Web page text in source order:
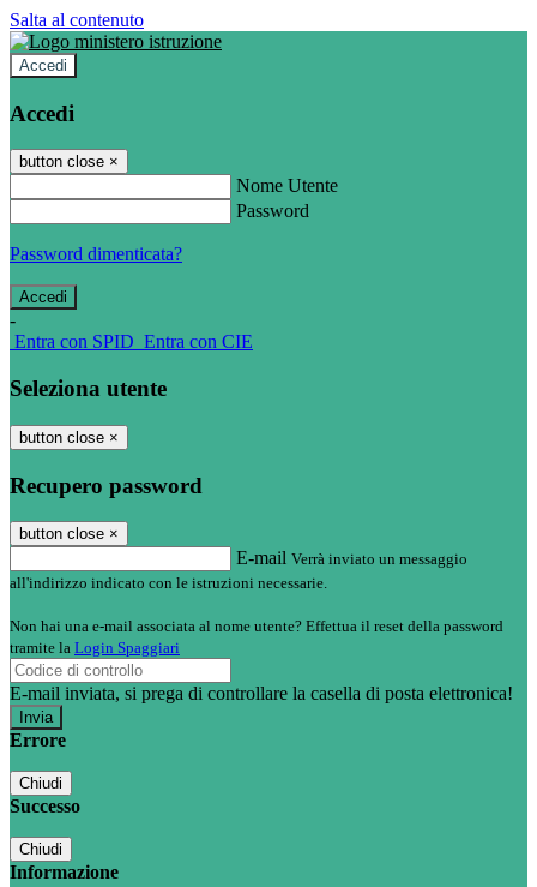
Salta al contenuto
Accedi
Accedi
button close ×
Nome Utente
Password
Password dimenticata?
-
Entra con SPID Entra con CIE
Seleziona utente
button close ×
Recupero password
button close ×
E-mail Verrà inviato un messaggio
all'indirizzo indicato con le istruzioni necessarie.
Non hai una e-mail associata al nome utente? Effettua il reset della password
tramite la Login Spaggiari
E-mail inviata, si prega di controllare la casella di posta elettronica!
Errore
Chiudi
Successo
Chiudi
Informazione